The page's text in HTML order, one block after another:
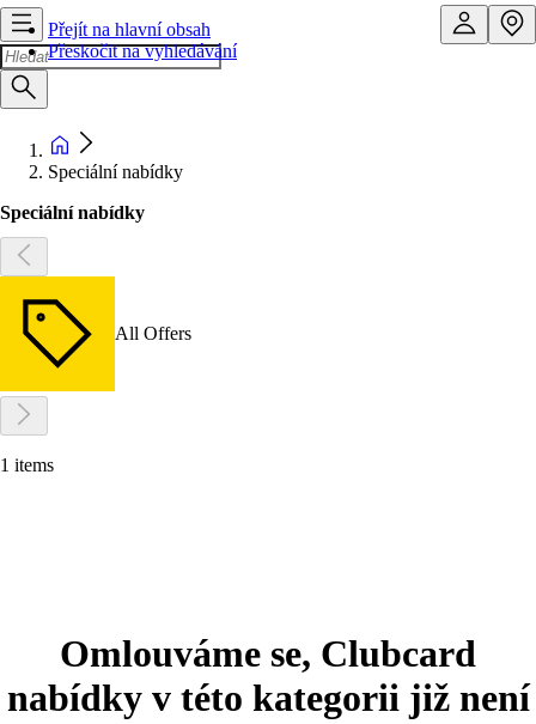
Přejít na hlavní obsah
Přeskočit na vyhledávání
Speciální nabídky
Speciální nabídky
All Offers
1 items
Omlouváme se, Clubcard
nabídky v této kategorii již není